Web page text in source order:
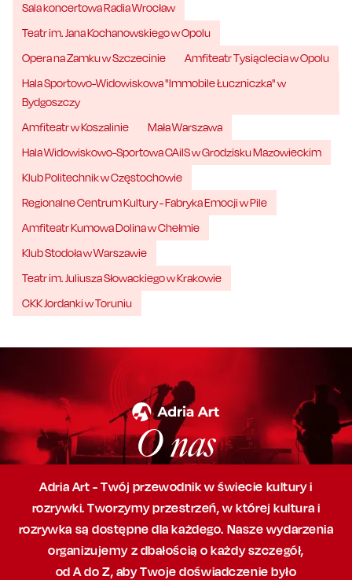
Sala koncertowa Radia Wrocław
Teatr im. Jana Kochanowskiego w Opolu
Opera na Zamku w Szczecinie
Amfiteatr Tysiąclecia w Opolu
Hala Sportowo-Widowiskowa "Immobile Łuczniczka" w
Bydgoszczy
Amfiteatr w Koszalinie
Mała Warszawa
Hala Widowiskowo-Sportowa CAiIS w Grodzisku Mazowieckim
Klub Politechnik w Częstochowie
Regionalne Centrum Kultury - Fabryka Emocji w Pile
Amfiteatr Kumowa Dolina w Chełmie
Klub Stodoła w Warszawie
Teatr im. Juliusza Słowackiego w Krakowie
CKK Jordanki w Toruniu
O nas
Adria Art - Twój przewodnik w świecie kultury i
rozrywki. Tworzymy przestrzeń,w której kultura i
rozrywka są dostępne dla każdego. Nasze wydarzenia
organizujemy z dbałością o każdy szczegół,
od A do Z, abyTwoje doświadczenie było